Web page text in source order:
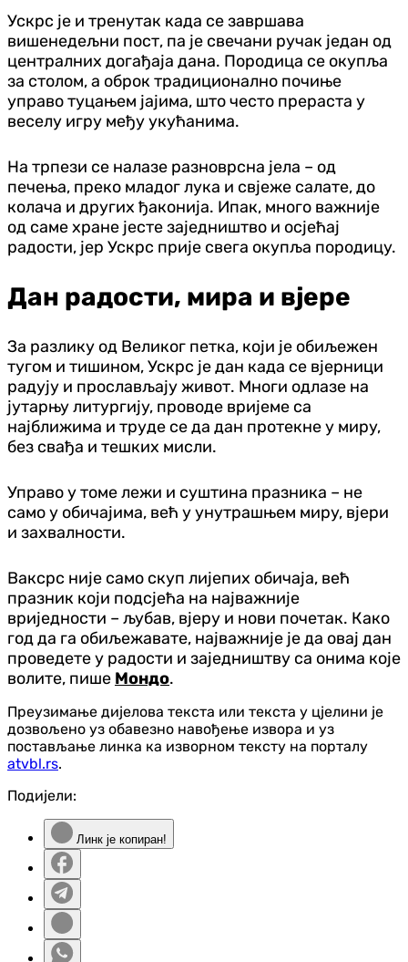
Ускрс је и тренутак када се завршава
вишенедељни пост, па је свечани ручак један од
централних догађаја дана. Породица се окупља
за столом, а оброк традиционално почиње
управо туцањем јајима, што често прераста у
веселу игру међу укућанима.
На трпези се налазе разноврсна јела – од
печења, преко младог лука и свјеже салате, до
колача и других ђаконија. Ипак, много важније
од саме хране јесте заједништво и осјећај
радости, јер Ускрс прије свега окупља породицу.
Дан радости, мира и вјере
За разлику од Великог петка, који је обиљежен
тугом и тишином, Ускрс је дан када се вјерници
радују и прослављају живот. Многи одлазе на
јутарњу литургију, проводе вријеме са
најближима и труде се да дан протекне у миру,
без свађа и тешких мисли.
Управо у томе лежи и суштина празника – не
само у обичајима, већ у унутрашњем миру, вјери
и захвалности.
Ваксрс није само скуп лијепих обичаја, већ
празник који подсјећа на најважније
вриједности – љубав, вјеру и нови почетак. Како
год да га обиљежавате, најважније је да овај дан
проведете у радости и заједништву са онима које
волите, пише Мондо.
Преузимање дијелова текста или текста у цјелини је
дозвољено уз обавезно навођење извора и уз
постављање линка ка изворном тексту на порталу
atvbl.rs.
Подијели:
Линк је копиран!